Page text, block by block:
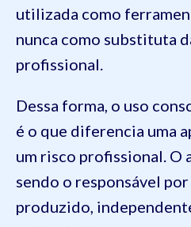
utilizada como
nunca como substituta
profissional.
Dessa forma, o uso
é o que diferencia uma
um risco profissional. O
sendo o responsável
produzido,